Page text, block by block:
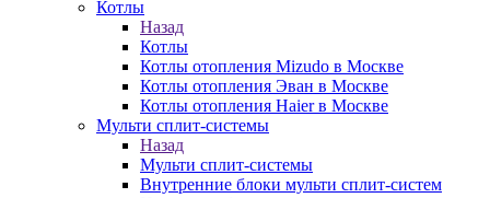
Котлы
Назад
Котлы
Котлы отопления Mizudo в Москве
Котлы отопления Эван в Москве
Котлы отопления Haier в Москве
Мульти сплит-системы
Назад
Мульти сплит-системы
Внутренние блоки мульти сплит-систем